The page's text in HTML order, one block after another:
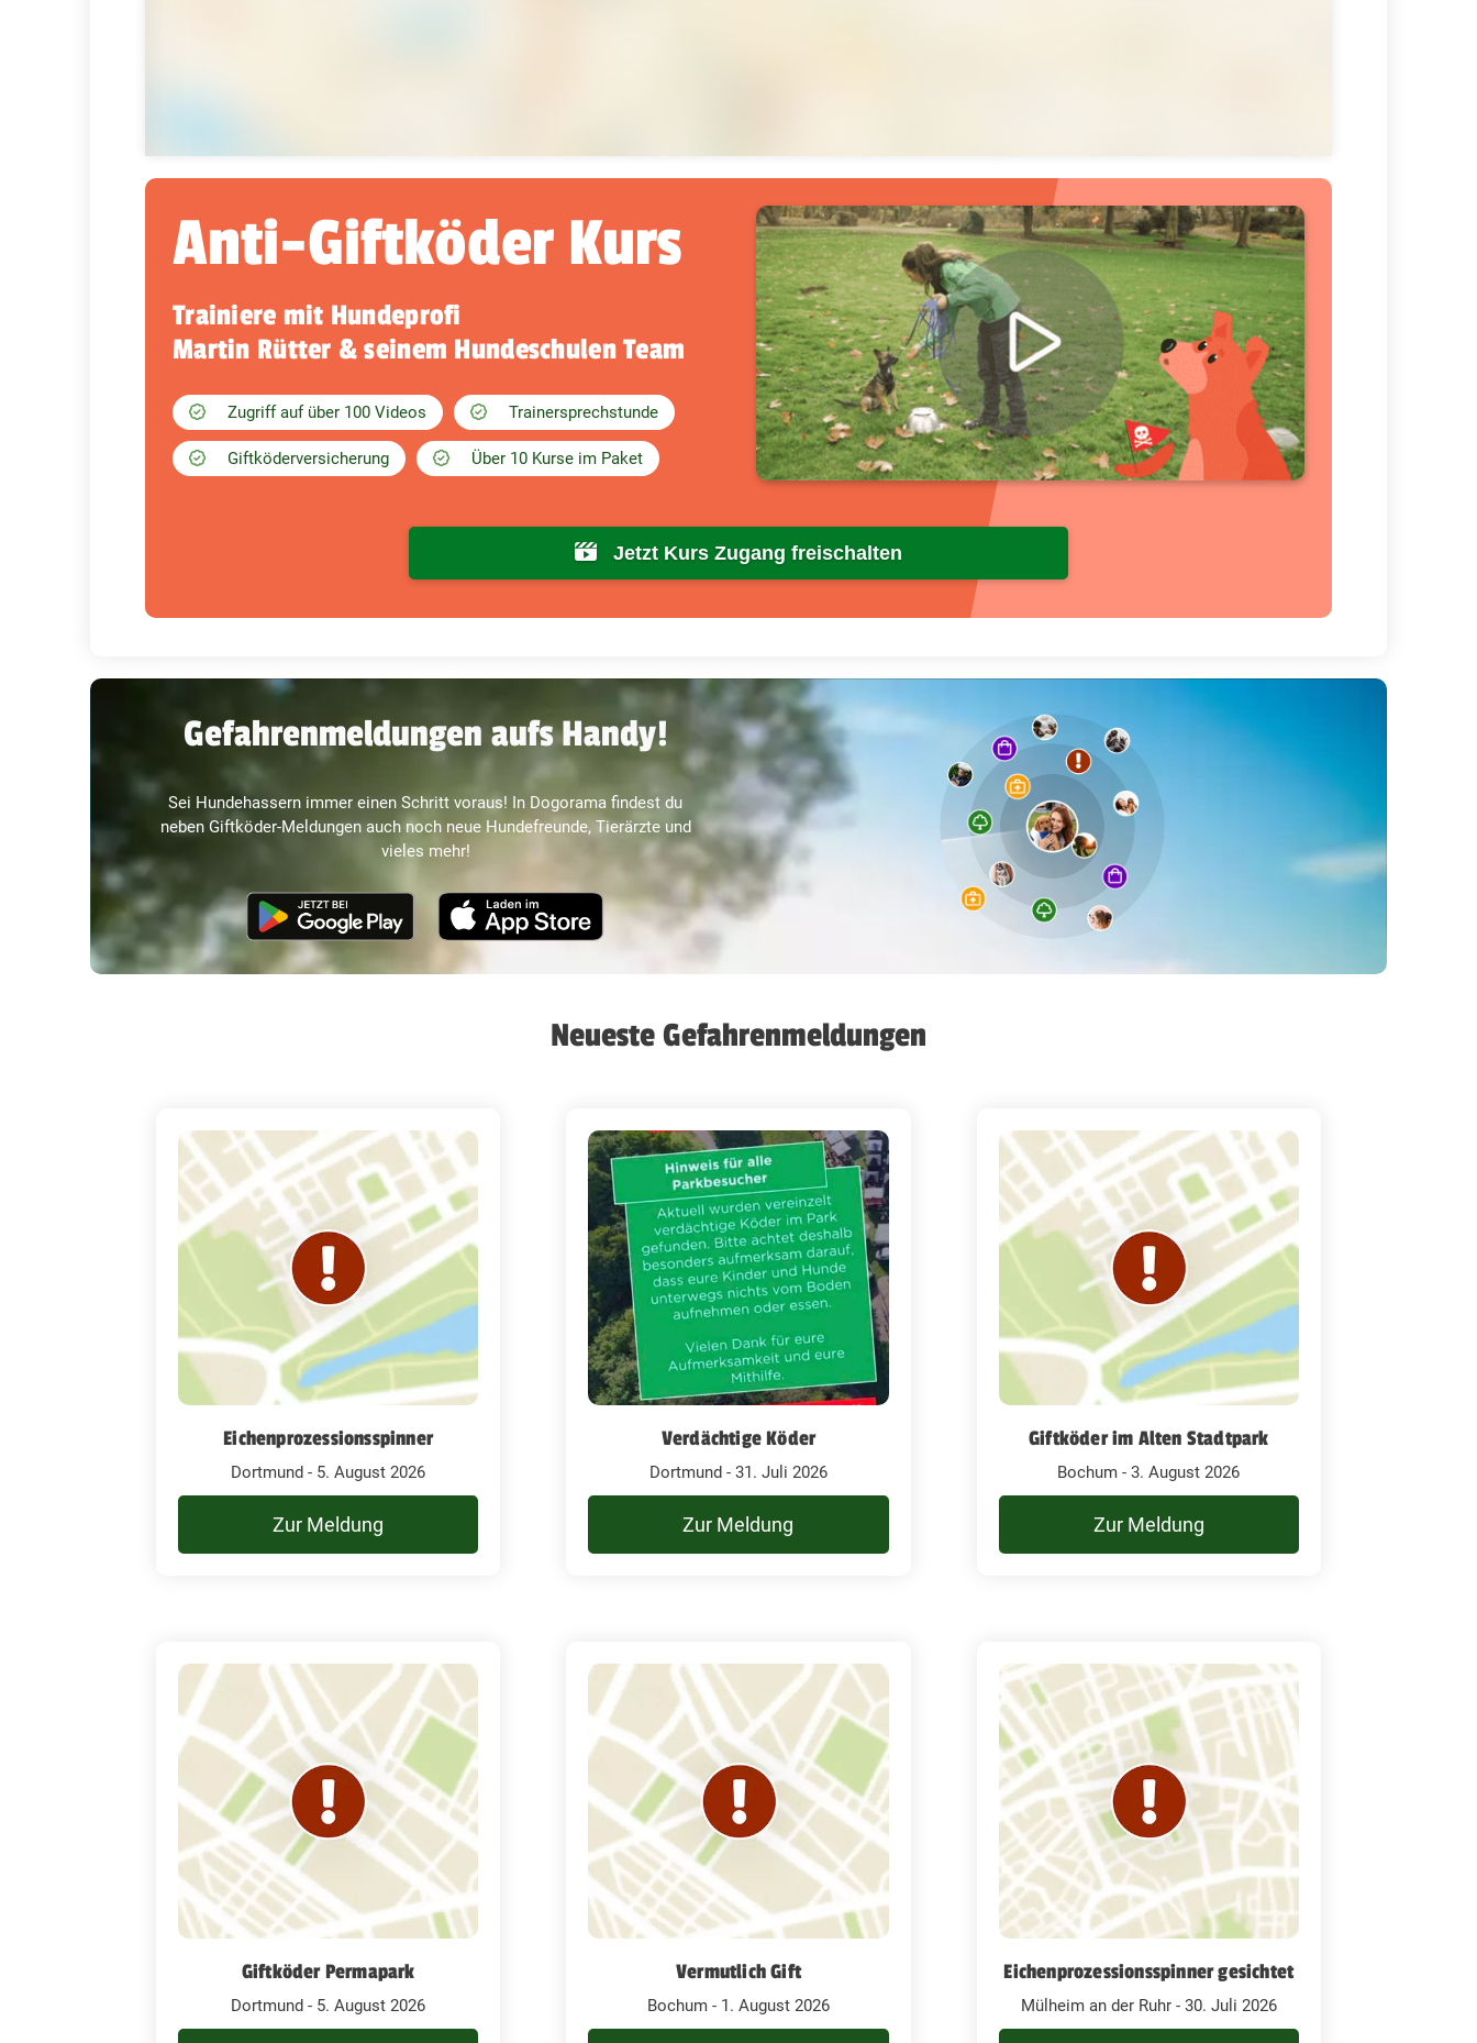
Anti-Giftköder Kurs
Trainiere mit Hundeprofi
Martin Rütter & seinem Hundeschulen Team
Zugriff auf über 100 Videos Trainersprechstunde
Giftköderversicherung Über 10 Kurse im Paket
Jetzt Kurs Zugang freischalten
Gefahrenmeldungen aufs Handy!
Sei Hundehassern immer einen Schritt voraus! In Dogorama findest du
neben Giftköder-Meldungen auch noch neue Hundefreunde, Tierärzte und
vieles mehr!
Neueste Gefahrenmeldungen
Eichenprozessionsspinner
Dortmund - 5. August 2026
Zur Meldung
Verdächtige Köder
Dortmund - 31. Juli 2026
Zur Meldung
Giftköder im Alten Stadtpark
Bochum - 3. August 2026
Zur Meldung
Giftköder Permapark
Dortmund - 5. August 2026
Vermutlich Gift
Bochum - 1. August 2026
Eichenprozessionsspinner gesichtet
Mülheim an der Ruhr - 30. Juli 2026